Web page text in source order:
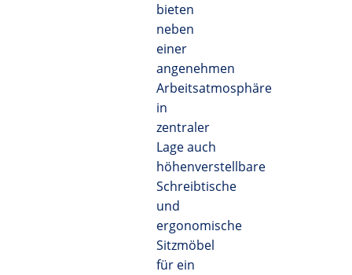
bieten
neben
einer
angenehmen
Arbeitsatmosphäre
in
zentraler
Lage auch
höhenverstellbare
Schreibtische
und
ergonomische
Sitzmöbel
für ein